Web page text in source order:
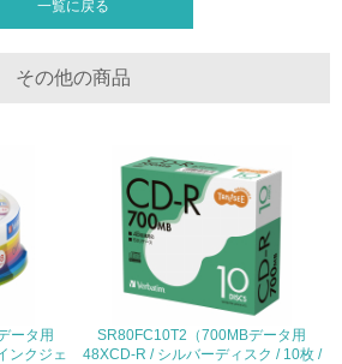
サービスの製造・販売を積極的に
ービスの製造・販売状況を把握
計画を立てている
グリーン購入
一覧に戻る
その他の商品
ータ用
ンクジェ
SR80FC10T2（700MBデータ用
48XCD-R / シルバーディスク / 10枚 /